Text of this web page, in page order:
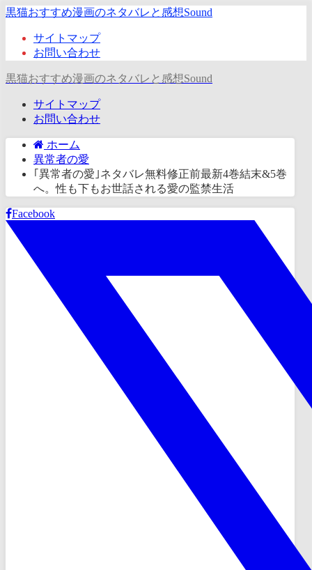
黒猫おすすめ漫画のネタバレと感想Sound
サイトマップ
お問い合わせ
黒猫おすすめ漫画のネタバレと感想Sound
サイトマップ
お問い合わせ
ホーム
異常者の愛
｢異常者の愛｣ネタバレ無料修正前最新4巻結末&5巻
へ。性も下もお世話される愛の監禁生活
Facebook